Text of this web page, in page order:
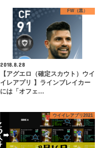
FW（黒）
2018.8.28
【アグエロ（確定スカウト）ウイ
イレアプリ 】ラインブレイカー
には「オフェ…
ウイイレアプリ2021